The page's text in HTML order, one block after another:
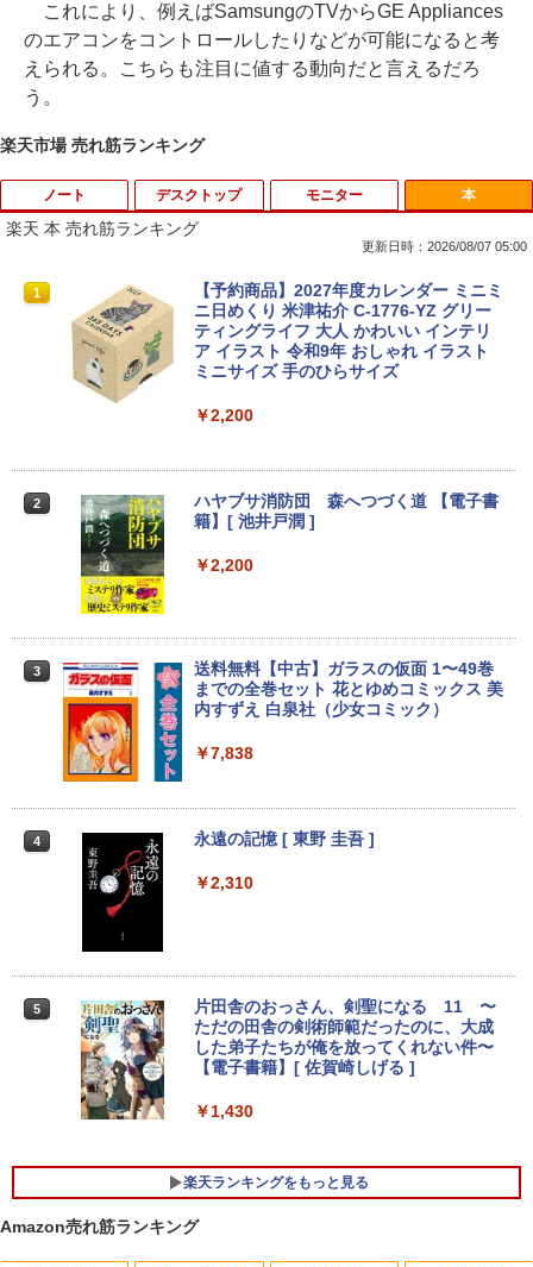
これにより、例えばSamsungのTVからGE Appliances
のエアコンをコントロールしたりなどが可能になると考
えられる。こちらも注目に値する動向だと言えるだろ
う。
楽天市場 売れ筋ランキング
ノート デスクトップ
1
ポイント10倍 中古パソコン デスクトッ
プパソコン Windows 11【Office付】
【Windows 11 Pro 64Bit搭載】DELL O
ptiplexシリーズ Core i5搭載/4G/新品SS
D 120GB/DVD-ROM/送料無料【オプショ
【エントリーでポイント100％還元のチ
ore i3 10110U 16GB DDR4 64GBまで増
高性能 みにpc nucbox 省エネ デスクト
ップPC
￥66,248
コン PC 一体型 新品 Windows11 27型 C
ore i7 第4世代 Office付き メモリ16GB
SSD512GB 初期設定済 ホワイト ブラッ
ク
4
GMKtec GMK-K8 PLUS-32/1T-W11Pro
(8845HS)
￥124,800
デスクトップPC Ryzen7 5700G メモリ1
6GB SSD1TB B550 グラボなし
モニター 本
楽天 本 売れ筋ランキング
更新日時：2026/08/07 05:00
1
【予約商品】2027年度カレンダー ミニミ
ニ日めくり 米津祐介 C-1776-YZ グリー
ティングライフ 大人 かわいい インテリ
ア イラスト 令和9年 おしゃれ イラスト
ミニサイズ 手のひらサイズ
￥2,200
2
ハヤブサ消防団 森へつづく道 【電子書
籍】[ 池井戸潤 ]
￥2,200
3
送料無料【中古】ガラスの仮面 1〜49巻
までの全巻セット 花とゆめコミックス 美
内すずえ 白泉社（少女コミック）
￥7,838
4 永遠の記憶 [ 東野 圭吾 ]
￥2,310
5
片田舎のおっさん、剣聖になる 11 〜
ただの田舎の剣術師範だったのに、大成
した弟子たちが俺を放ってくれない件〜
【電子書籍】[ 佐賀崎しげる ]
￥1,430
楽天ランキングをもっと見る
Amazon売れ筋ランキング